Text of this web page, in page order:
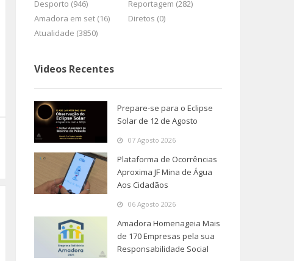
Desporto (946)
Reportagem (282)
Amadora em set (16)
Diretos (0)
Atualidade (3850)
Videos Recentes
Prepare-se para o Eclipse
Solar de 12 de Agosto
07 Agosto 2026
Plataforma de Ocorrências
Aproxima JF Mina de Água
Aos Cidadãos
06 Agosto 2026
Amadora Homenageia Mais
de 170 Empresas pela sua
Responsabilidade Social